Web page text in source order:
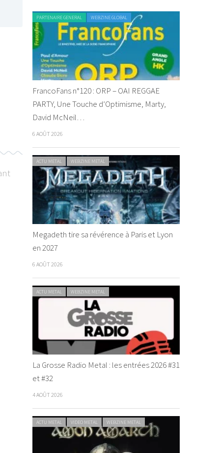
PARTENAIRE GENERAL WEBZINE GLOBAL
FrancoFans n°120 : ORP – OAI REGGAE
PARTY, Une Touche d’Optimisme, Marty,
David McNeil…
6 AOÛT 2026
ACTU METAL WEBZINE METAL
Megadeth tire sa révérence à Paris et Lyon
en 2027
6 AOÛT 2026
ACTU METAL WEBZINE METAL
La Grosse Radio Metal : les entrées 2026 #31
et #32
4 AOÛT 2026
ACTU METAL VIDEO METAL WEBZINE METAL